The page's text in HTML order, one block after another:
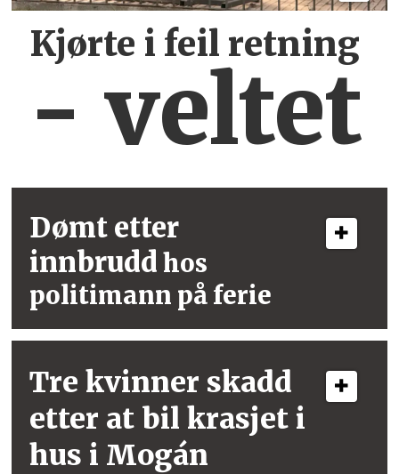
Kjørte i feil retning
- veltet
Dømt etter
innbrudd hos
politimann på ferie
Tre kvinner skadd
etter at bil krasjet i
hus i Mogán